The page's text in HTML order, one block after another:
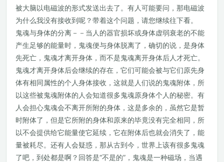
被大脑以电磁波的形式发送出去了。有人可能要问，那电磁波
为什么我没有接收到呢？带着这个问题，请您继续往下看。
鬼魂与身体的分离－－当人的器官损坏或身体虚弱衰老的不能
产生足够的能量时，鬼魂便与身体脱离了，确切的说，是身体
先死亡，鬼魂才离开身体，而不是鬼魂离开身体后人才死亡。
鬼魂才离开身体后会继续的存在，它们可能会被与它们原先身
体有相同属性的个人身体接收，这就是人们说的鬼魂附体，所
以这些被鬼魂附体的人会知道很多鬼魂原身体个人的秘密。有
人会担心鬼魂会不离开所附的身体，这是多余的，虽然它是暂
时附体了，但是它所附的身体和原来的毕竟没有完全相同，所
以不会提供给它能量使它延续，它在附体后也就会消失了，能
量被耗尽。还有人会疑惑，那从古到今，世界上该有很多鬼魂
了吧，到处都是啊？回答是“不是的”，鬼魂是一种磁场，当遇